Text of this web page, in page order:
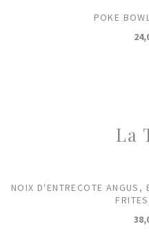
POKE
La
NOIX D'ENTRECOTE ANGUS,